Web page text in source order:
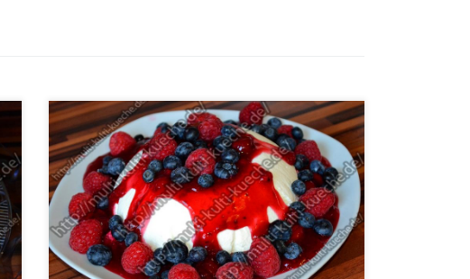
Zutaten für Joghurt Bombe 500g Joghurt400ml
Sahne130g Zucker1 Vanille Aromaetwas
Zitronensaft250g verschiedene Beerenetwas Rote
Grütze Zubereitung Die Sahne steif schlagen. Nun den
Joghurt mit dem Zucker, dem Vanille Aroma und dem
Zitronensaft gut vermischen. Dann die steif
geschlagene Sahne dazugeben und noch einmal
vermischen. Ein Sieb auf eine Schüssel stellen […]